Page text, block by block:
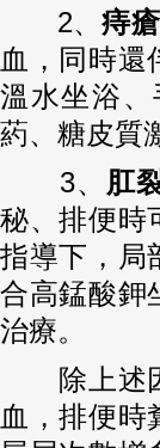
2、痔瘡
血，同時還
溫水坐浴
葯、糖皮質
3、 肛
秘、排便時
指導下，局
合高錳酸鉀
治療。
除上述因
血，排便時